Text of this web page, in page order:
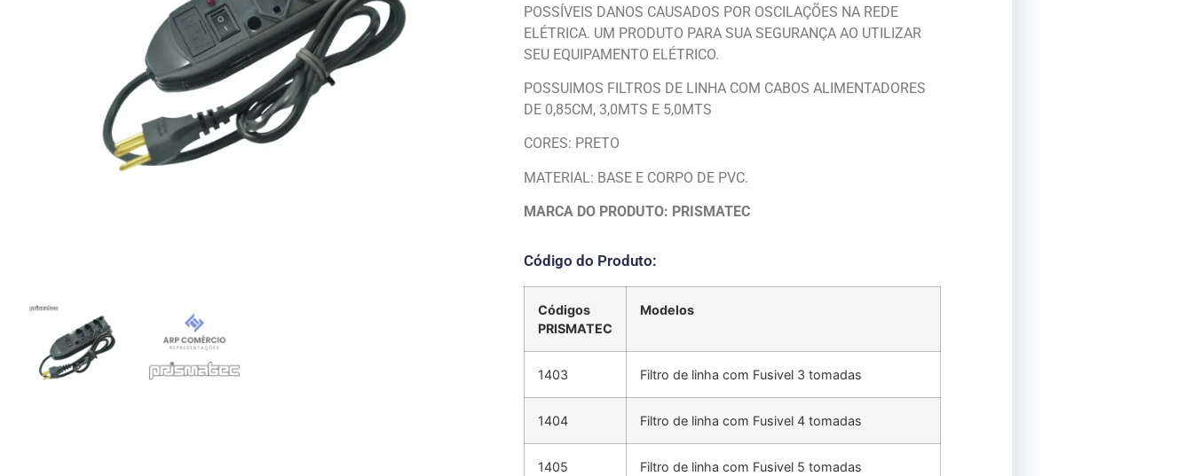
POSSÍVEIS DANOS CAUSADOS POR OSCILAÇÕES NA REDE
ELÉTRICA. UM PRODUTO PARA SUA SEGURANÇA AO UTILIZAR
SEU EQUIPAMENTO ELÉTRICO.
POSSUIMOS FILTROS DE LINHA COM CABOS ALIMENTADORES
DE 0,85CM, 3,0MTS E 5,0MTS
CORES: PRETO
MATERIAL: BASE E CORPO DE PVC.
MARCA DO PRODUTO: PRISMATEC
Código do Produto:
Códigos
PRISMATEC
Modelos
1403 Filtro de linha com Fusivel 3 tomadas
1404 Filtro de linha com Fusivel 4 tomadas
1405 Filtro de linha com Fusivel 5 tomadas